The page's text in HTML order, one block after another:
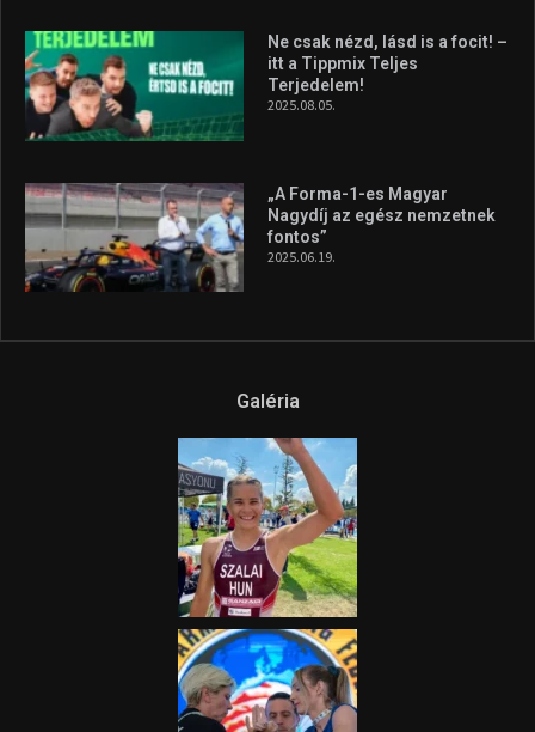
Ne csak nézd, lásd is a focit! –
itt a Tippmix Teljes
Terjedelem!
2025.08.05.
„A Forma-1-es Magyar
Nagydíj az egész nemzetnek
fontos”
2025.06.19.
Galéria